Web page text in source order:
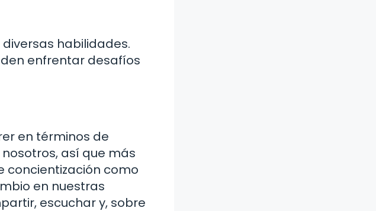
habilidades.
enfrentar desafíos
en términos de
así que más
concientización como
en nuestras
escuchar y, sobre